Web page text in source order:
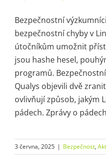
Bezpečnostní
bezpečnostní chyby v
útočníkům umožnit
jsou hashe hesel,
programů.
Qualys objevili dvě
ovlivňují způsob, jakým
pádech. Zprávy o
3 června, 2025 | Bezpečnost,